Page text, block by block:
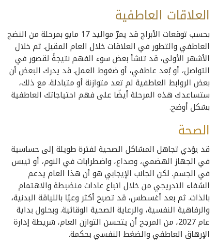
العلاقات العاطفية
بحسب توقعات الأبراج قد يمرّ مواليد 17 مايو بمرحلة من النضج
العاطفي والتطور في العلاقات خلال العام المقبل. ثم خلال
الأشهر الأولى، قد تنشأ بعض سوء الفهم نتيجةً لقصور في
التواصل، أو بُعد عاطفي، أو ضغوط العمل. قد يدرك البعض أن
بعض الروابط العاطفية لم تعد متوازنة أو متبادلة. مع ذلك،
ستساعدك هذه المرحلة أيضًا على فهم احتياجاتك العاطفية
بشكل أوضح.
الصحة
قد يؤدي تجاهل المشاكل الصحية لفترة طويلة إلى حساسية
في الجهاز الهضمي، وصداع، واضطرابات في النوم، أو تيبس
في الجسم. لكن الجانب الإيجابي هو أن هذا العام يدعم
الشفاء التدريجي من خلال اتباع عادات منضبطة والاهتمام
بالذات. ثم بعد أغسطس، قد تصبح أكثر وعيًا باللياقة البدنية،
والرفاهية النفسية، والرعاية الصحية الوقائية. وبحلول بداية
عام 2027، من المرجح أن يتحسن التوازن العام، شريطة إدارة
الإرهاق العاطفي والضغط النفسي بحكمة.